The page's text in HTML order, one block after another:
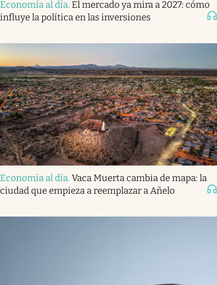
Economía al día. El mercado ya mira a 2027: cómo
influye la política en las inversiones
Economía al día. Vaca Muerta cambia de mapa: la
ciudad que empieza a reemplazar a Añelo